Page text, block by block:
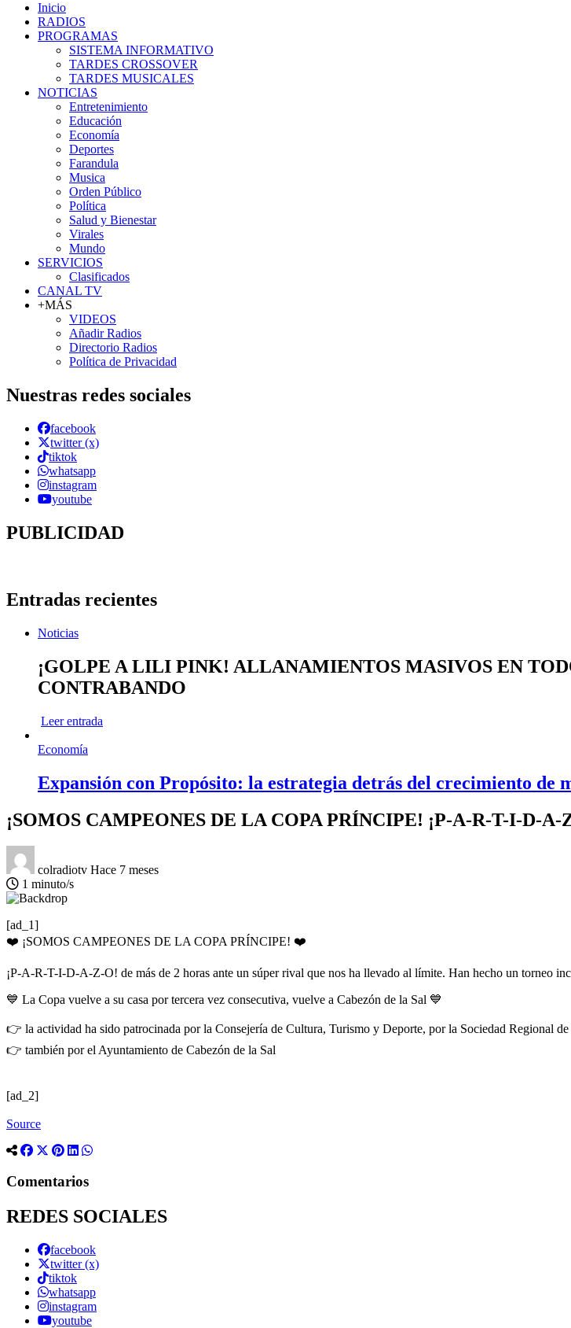
Inicio
RADIOS
PROGRAMAS
SISTEMA INFORMATIVO
TARDES CROSSOVER
TARDES MUSICALES
NOTICIAS
Entretenimiento
Educación
Economía
Deportes
Farandula
Musica
Orden Público
Política
Salud y Bienestar
Virales
Mundo
SERVICIOS
Clasificados
CANAL TV
+MÁS
VIDEOS
Añadir Radios
Directorio Radios
Política de Privacidad
Nuestras redes sociales
facebook
twitter (x)
tiktok
whatsapp
instagram
youtube
PUBLICIDAD
Entradas recientes
Noticias
¡GOLPE A LILI PINK! ALLANAMIENTOS MASIVOS EN
CONTRABANDO
Leer entrada
Economía
Expansión con Propósito: la estrategia detrás del crecimiento de
¡SOMOS CAMPEONES DE LA COPA PRÍNCIPE! ¡P-A-R-T-I-D-A-
colradiotv Hace 7 meses
1 minuto/s
[ad_1]
❤️ ¡SOMOS CAMPEONES DE LA COPA PRÍNCIPE! ❤️
¡P-A-R-T-I-D-A-Z-O! de más de 2 horas ante un súper rival que nos ha llevado al límite. Han hecho un torneo
💙 La Copa vuelve a su casa por tercera vez consecutiva, vuelve a Cabezón de la Sal 💙
👉 la actividad ha sido patrocinada por la Consejería de Cultura, Turismo y Deporte, por la Sociedad Regional
👉 también por el Ayuntamiento de Cabezón de la Sal
[ad_2]
Source
Comentarios
REDES SOCIALES
facebook
twitter (x)
tiktok
whatsapp
instagram
youtube